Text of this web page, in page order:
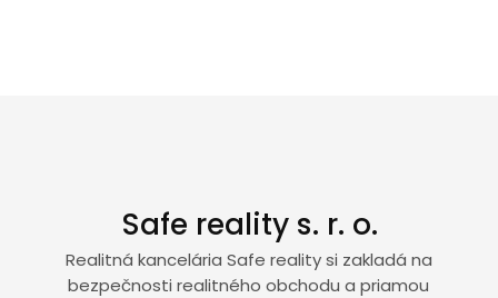
Safe reality s. r. o.
Realitná kancelária Safe reality si zakladá na
bezpečnosti realitného obchodu a priamou